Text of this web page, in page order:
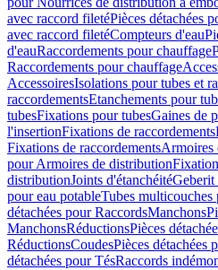
avec raccord filetéPièces détachées
avec raccord filetéCompteurs d'eau
d'eauRaccordements pour chauffage
Raccordements pour chauffage
AccessoiresIsolations pour tubes et
raccordementsEtanchements pour
tubesFixations pour tubesGaines de
l'insertionFixations de raccordements
Fixations de raccordementsArmoires
pour Armoires de distribution
distributionJoints d'étanchéitéGeberit
pour eau potableTubes multicouches
détachées pour RaccordsManchons
ManchonsRéductionsPièces
RéductionsCoudesPièces détachées
détachées pour TésRaccords